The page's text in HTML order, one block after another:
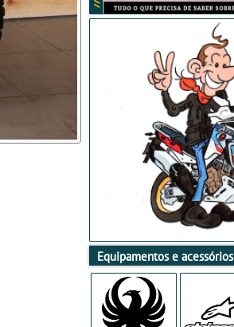
Equipamentos e acessórios